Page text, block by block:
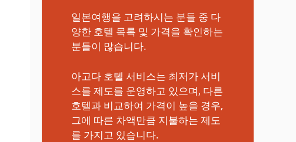
일본여행을 고려하시는 분들 중 다
양한 호텔 목록 및 가격을 확인하는
분들이 많습니다.
아고다 호텔 서비스는 최저가 서비
스를 제도를 운영하고 있으며, 다른
호텔과 비교하여 가격이 높을 경우,
그에 따른 차액만큼 지불하는 제도
를 가지고 있습니다.